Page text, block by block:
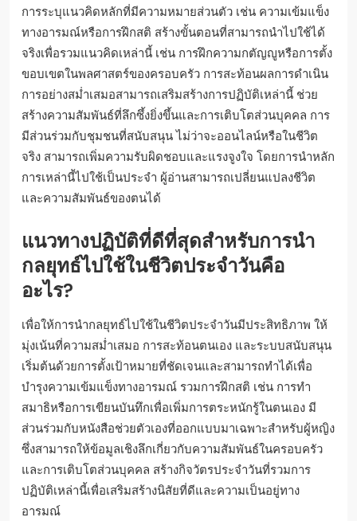
การระบุแนวคิดหลักที่มีความหมายส่วนตัว เช่น ความเข้มแข็ง
ทางอารมณ์หรือการฝึกสติ สร้างขั้นตอนที่สามารถนำไปใช้ได้
จริงเพื่อรวมแนวคิดเหล่านี้ เช่น การฝึกความกตัญญูหรือการตั้ง
ขอบเขตในพลศาสตร์ของครอบครัว การสะท้อนผลการดำเนิน
การอย่างสม่ำเสมอสามารถเสริมสร้างการปฏิบัติเหล่านี้ ช่วย
สร้างความสัมพันธ์ที่ลึกซึ้งยิ่งขึ้นและการเติบโตส่วนบุคคล การ
มีส่วนร่วมกับชุมชนที่สนับสนุน ไม่ว่าจะออนไลน์หรือในชีวิต
จริง สามารถเพิ่มความรับผิดชอบและแรงจูงใจ โดยการนำหลัก
การเหล่านี้ไปใช้เป็นประจำ ผู้อ่านสามารถเปลี่ยนแปลงชีวิต
และความสัมพันธ์ของตนได้
แนวทางปฏิบัติที่ดีที่สุดสำหรับการนำ
กลยุทธ์ไปใช้ในชีวิตประจำวันคือ
อะไร?
เพื่อให้การนำกลยุทธ์ไปใช้ในชีวิตประจำวันมีประสิทธิภาพ ให้
มุ่งเน้นที่ความสม่ำเสมอ การสะท้อนตนเอง และระบบสนับสนุน
เริ่มต้นด้วยการตั้งเป้าหมายที่ชัดเจนและสามารถทำได้เพื่อ
บำรุงความเข้มแข็งทางอารมณ์ รวมการฝึกสติ เช่น การทำ
สมาธิหรือการเขียนบันทึกเพื่อเพิ่มการตระหนักรู้ในตนเอง มี
ส่วนร่วมกับหนังสือช่วยตัวเองที่ออกแบบมาเฉพาะสำหรับผู้หญิง
ซึ่งสามารถให้ข้อมูลเชิงลึกเกี่ยวกับความสัมพันธ์ในครอบครัว
และการเติบโตส่วนบุคคล สร้างกิจวัตรประจำวันที่รวมการ
ปฏิบัติเหล่านี้เพื่อเสริมสร้างนิสัยที่ดีและความเป็นอยู่ทาง
อารมณ์